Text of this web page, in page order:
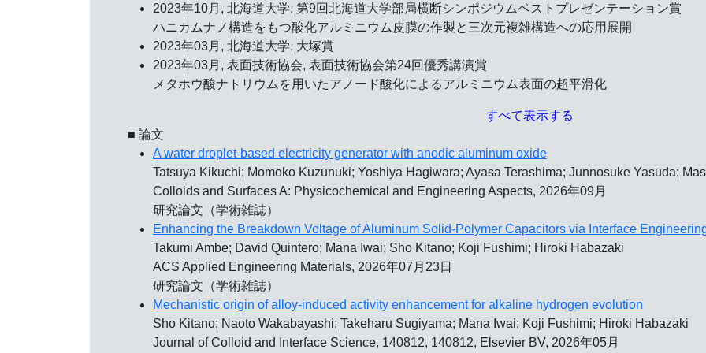
2023年10月, 北海道大学, 第9回北海道大学部局横断シンポジウムベストプレゼンテーション賞
ハニカムナノ構造をもつ酸化アルミニウム皮膜の作製と三次元複雑構造への応用展開
2023年03月, 北海道大学, 大塚賞
2023年03月, 表面技術協会, 表面技術協会第24回優秀講演賞
メタホウ酸ナトリウムを用いたアノード酸化によるアルミニウム表面の超平滑化
すべて表示する
■ 論文
A water droplet-based electricity generator with anodic aluminum oxide
Tatsuya Kikuchi; Momoko Kuzunuki; Yoshiya Hagiwara; Ayasa Terashima; Junnosuke Yasuda;
Colloids and Surfaces A: Physicochemical and Engineering Aspects, 2026年09月
研究論文（学術雑誌）
Enhancing the Breakdown Voltage of Aluminum Solid-Polymer Capacitors via Interface
Takumi Ambe; David Quintero; Mana Iwai; Sho Kitano; Koji Fushimi; Hiroki Habazaki
ACS Applied Engineering Materials, 2026年07月23日
研究論文（学術雑誌）
Mechanistic origin of alloy-induced activity enhancement for alkaline hydrogen evolution
Sho Kitano; Naoto Wakabayashi; Takeharu Sugiyama; Mana Iwai; Koji Fushimi; Hiroki Habazaki
Journal of Colloid and Interface Science, 140812, 140812, Elsevier BV, 2026年05月